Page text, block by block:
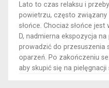
Lato to czas relaksu i
powietrzu, często
słońce. Chociaż słońce
D, nadmierna ekspozycja
prowadzić do przesuszenia
oparzeń. Po zakończeniu
aby skupić się na